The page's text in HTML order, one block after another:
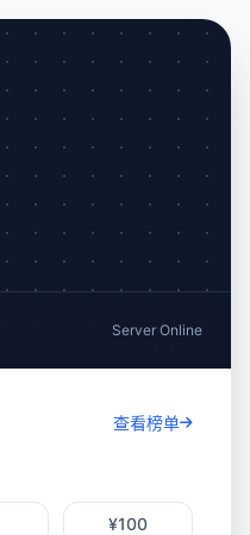
Server Online
查看榜单
¥100